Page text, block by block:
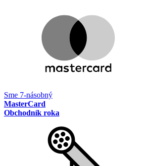
Sme 7-násobný
MasterCard
Obchodník roka